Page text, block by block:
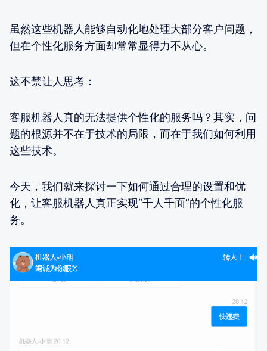
虽然这些机器人能够自动化地处理大部分客户问题，
但在个性化服务方面却常常显得力不从心。
这不禁让人思考：
客服机器人真的无法提供个性化的服务吗？其实，问
题的根源并不在于技术的局限，而在于我们如何利用
这些技术。
今天，我们就来探讨一下如何通过合理的设置和优
化，让客服机器人真正实现“千人千面”的个性化服
务。